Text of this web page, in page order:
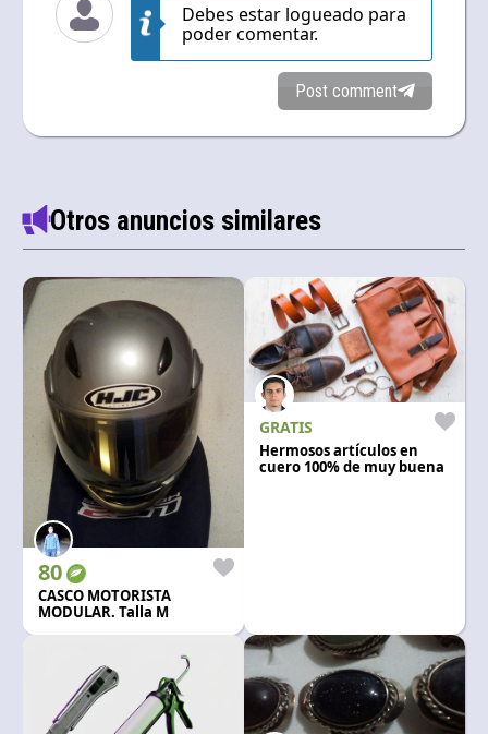
Debes estar logueado para
poder comentar.
Post comment
Otros anuncios similares
80
CASCO MOTORISTA
MODULAR. Talla M
GRATIS
Hermosos artículos en
cuero 100% de muy buena